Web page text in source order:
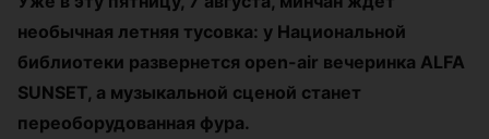
необычная летняя тусовка: у Национальной
библиотеки развернется open-air вечеринка ALFA
SUNSET, а музыкальной сценой станет
переоборудованная фура.